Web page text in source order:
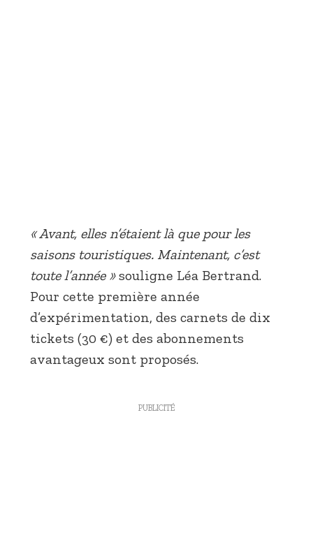
« Avant, elles n’étaient là que pour les
saisons touristiques. Maintenant, c’est
toute l’année »souligne Léa Bertrand.
Pour cette première année
d’expérimentation, des carnets de dix
tickets (30 €) et des abonnements
avantageux sont proposés.
PUBLICITÉ